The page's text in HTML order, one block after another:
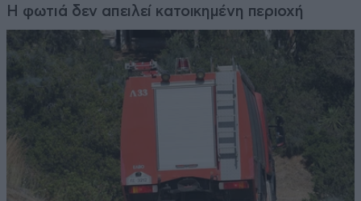
Η φωτιά δεν απειλεί κατοικημένη περιοχή